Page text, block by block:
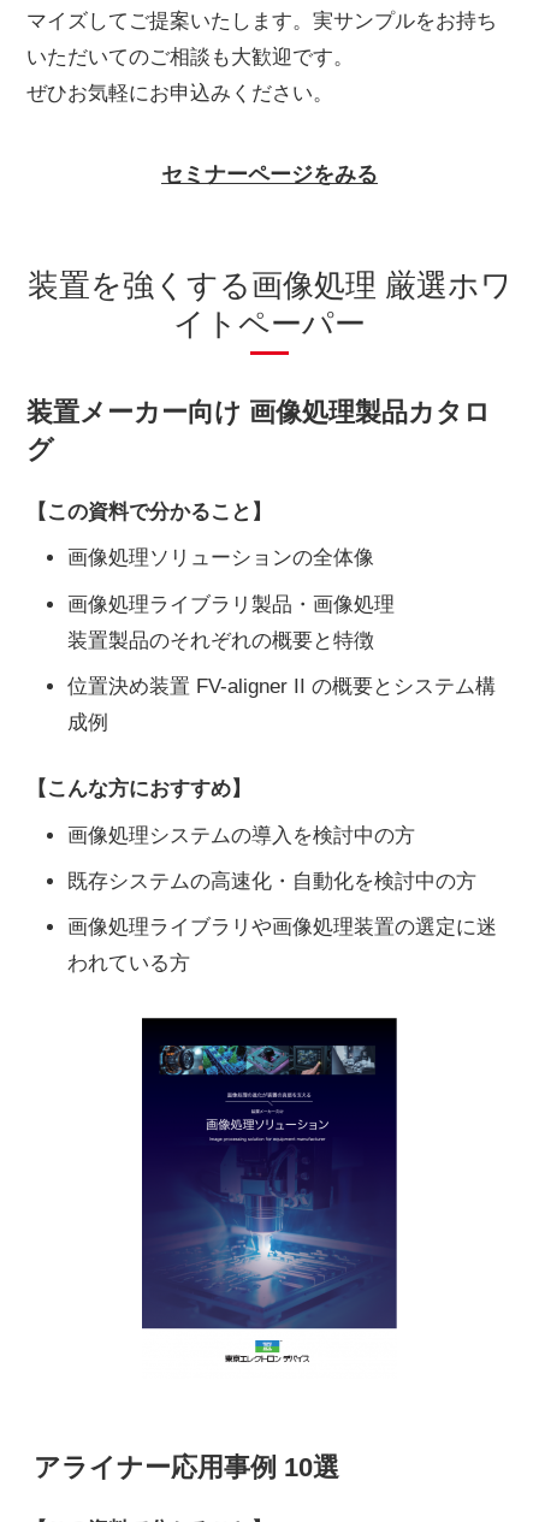
マイズしてご提案いたします。実サンプルをお持ち
いただいてのご相談も大歓迎です。
ぜひお気軽にお申込みください。
セミナーページをみる
装置を強くする画像処理 厳選ホワ
イトペーパー
装置メーカー向け 画像処理製品カタロ
グ
【この資料で分かること】
画像処理ソリューションの全体像
画像処理ライブラリ製品・画像処理
装置製品のそれぞれの概要と特徴
位置決め装置 FV-aligner II の概要とシステム構
成例
【こんな方におすすめ】
画像処理システムの導入を検討中の方
既存システムの高速化・自動化を検討中の方
画像処理ライブラリや画像処理装置の選定に迷
われている方
アライナー応用事例 10選